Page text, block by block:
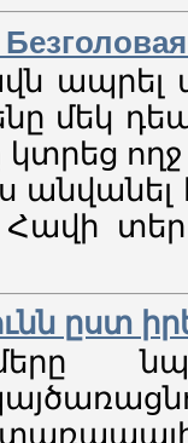
մեկ
ողջ
ըստ